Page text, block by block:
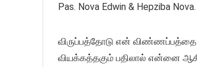
Pas. Nova Edwin & Hepziba Nova.
விருப்பத்தோடு என்
வியக்கத்தகும் பதிலால் என்னை